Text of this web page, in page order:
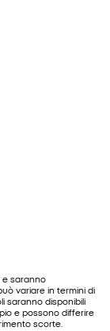
e saranno
variare in termini di
saranno disponibili
e possono differire
scorte.